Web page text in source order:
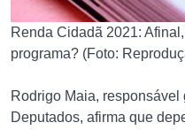
Renda Cidadã 2021:
programa? (Foto:
Rodrigo Maia,
Deputados, afirma que